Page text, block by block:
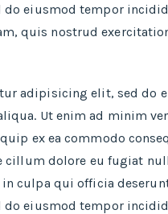
eiusmod tempor
quis nostrud
adipisicing elit, sed do
Ut enim ad minim
ex ea commodo
cillum dolore eu fugiat
culpa qui officia
do eiusmod tempor